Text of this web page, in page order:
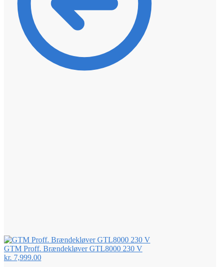
GTM Proff. Brændekløver GTL8000 230 V
kr. 7,999.00